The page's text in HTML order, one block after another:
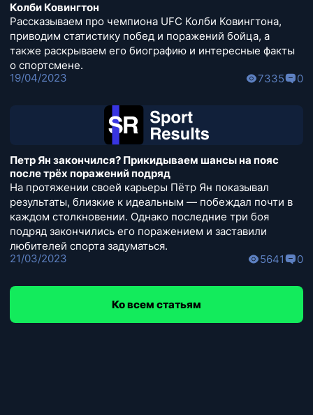
Колби Ковингтон
Рассказываем про чемпиона UFC Колби Ковингтона,
приводим статистику побед и поражений бойца, а
также раскрываем его биографию и интересные факты
о спортсмене.
19/04/2023
7335 0
Петр Ян закончился? Прикидываем шансы на пояс
после трёх поражений подряд
На протяжении своей карьеры Пётр Ян показывал
результаты, близкие к идеальным — побеждал почти в
каждом столкновении. Однако последние три боя
подряд закончились его поражением и заставили
любителей спорта задуматься.
21/03/2023
5641 0
Ко всем статьям